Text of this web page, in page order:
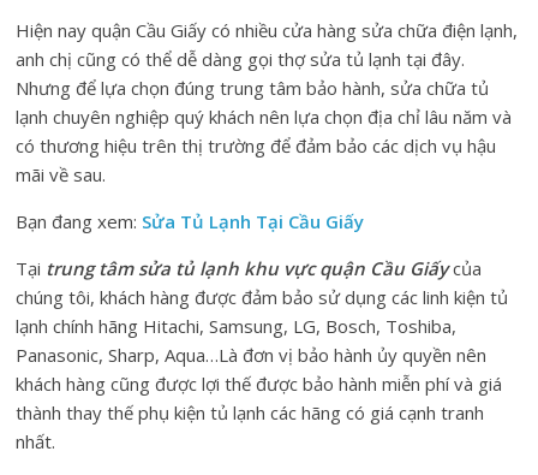
Hiện nay quận Cầu Giấy có nhiều cửa hàng sửa chữa điện lạnh,
anh chị cũng có thể dễ dàng gọi thợ sửa tủ lạnh tại đây.
Nhưng để lựa chọn đúng trung tâm bảo hành, sửa chữa tủ
lạnh chuyên nghiệp quý khách nên lựa chọn địa chỉ lâu năm và
có thương hiệu trên thị trường để đảm bảo các dịch vụ hậu
mãi về sau.
Bạn đang xem: Sửa Tủ Lạnh Tại Cầu Giấy
Tại trung tâm sửa tủ lạnh khu vực quận Cầu Giấycủa
chúng tôi, khách hàng được đảm bảo sử dụng các linh kiện tủ
lạnh chính hãng Hitachi, Samsung, LG, Bosch, Toshiba,
Panasonic, Sharp, Aqua…Là đơn vị bảo hành ủy quyền nên
khách hàng cũng được lợi thế được bảo hành miễn phí và giá
thành thay thế phụ kiện tủ lạnh các hãng có giá cạnh tranh
nhất.